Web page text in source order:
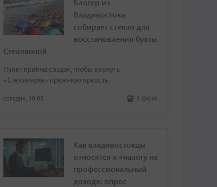
Блогер из
Владивостока
собирает стекло для
восстановления бухты
Стеклянной
Пункт приёма создан, чтобы вернуть
«Стеклянухе» прежнюю яркость
сегодня, 18:03 1 фото
Как владивостокцы
относятся к «налогу на
профессиональный
доход»: опрос